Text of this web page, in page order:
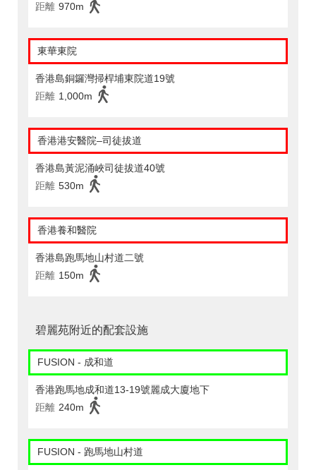
距離 970m
東華東院
香港島銅鑼灣掃桿埔東院道19號
距離 1,000m
香港港安醫院–司徒拔道
香港島黃泥涌峽司徒拔道40號
距離 530m
香港養和醫院
香港島跑馬地山村道二號
距離 150m
碧麗苑附近的配套設施
FUSION - 成和道
香港跑馬地成和道13-19號麗成大廈地下
距離 240m
FUSION - 跑馬地山村道